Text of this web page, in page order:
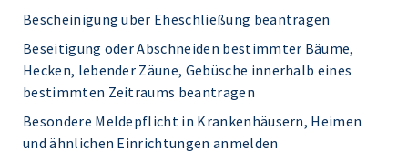
Bescheinigung über Eheschließung beantragen
Beseitigung oder Abschneiden bestimmter Bäume,
Hecken, lebender Zäune, Gebüsche innerhalb eines
bestimmten Zeitraums beantragen
Besondere Meldepflicht in Krankenhäusern, Heimen
und ähnlichen Einrichtungen anmelden